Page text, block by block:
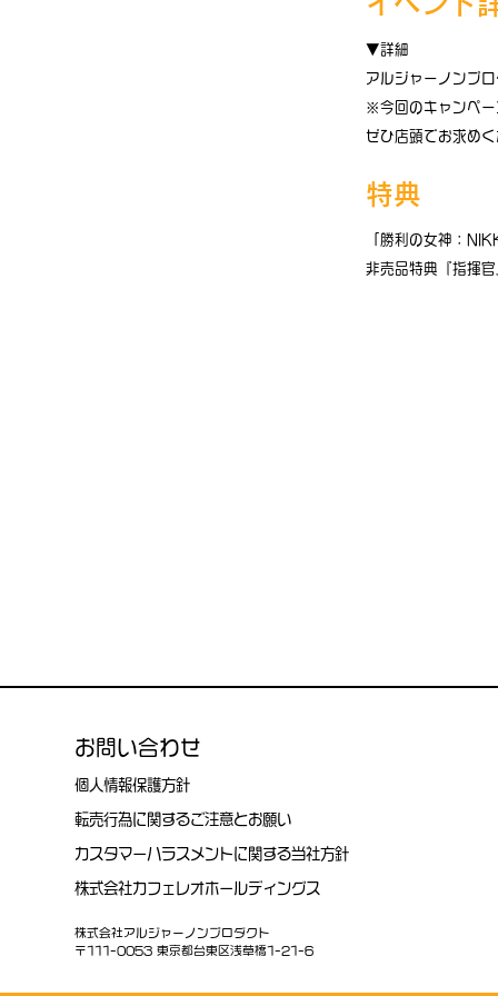
▼詳細
アルジャーノンプ
※今回のキャンペー
ぜひ店頭でお求め
特典
「勝利の女神：
非売品特典『指揮官
お問い合わせ
個人情報保護方針
転売行為に関するご注意とお願い
カスタマーハラスメントに 関する当社方針
株式会社カフェレオホールディングス
株式会社アルジャーノンプロダクト
〒111-0053 東京都台東区浅草橋1-21-6